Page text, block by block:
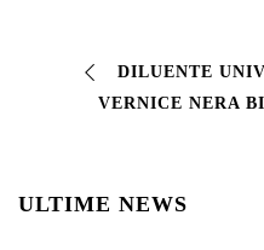
ULTIME NEWS